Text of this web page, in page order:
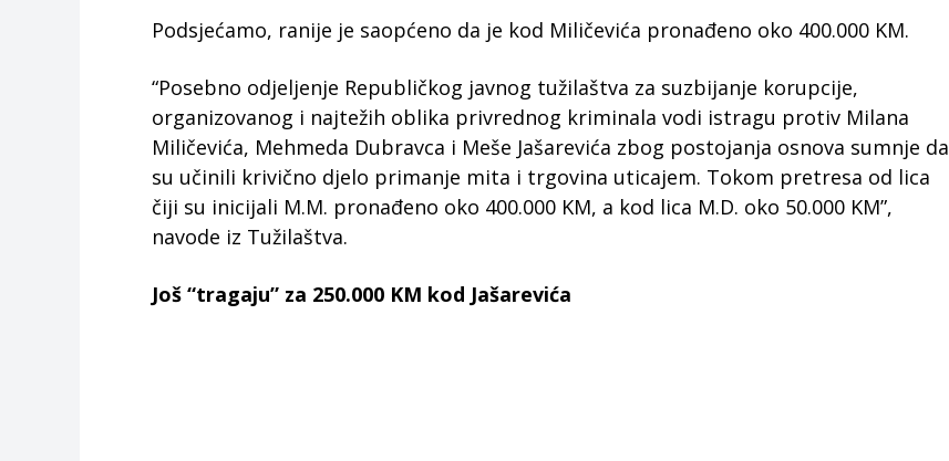
Podsjećamo, ranije je saopćeno da je kod Miličevića pronađeno oko 400.000 KM.
“Posebno odjeljenje Republičkog javnog tužilaštva za suzbijanje korupcije,
organizovanog i najtežih oblika privrednog kriminala vodi istragu protiv Milana
Miličevića, Mehmeda Dubravca i Meše Jašarevića zbog postojanja osnova sumnje da
su učinili krivično djelo primanje mita i trgovina uticajem. Tokom pretresa od lica
čiji su inicijali M.M. pronađeno oko 400.000 KM, a kod lica M.D. oko 50.000 KM”,
navode iz Tužilaštva.
Još “tragaju” za 250.000 KM kod Jašarevića